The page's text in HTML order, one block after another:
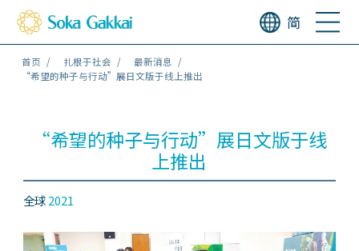
简
首页 扎根于社会
最新消息
“希望的种子与行动”展日文版于线上推出
“希望的种子与行动”展日文版于线
上推出
全球2021